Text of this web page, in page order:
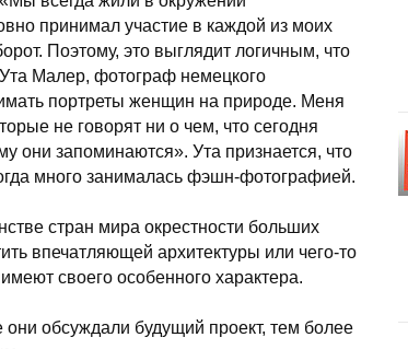
принимал участие в каждой из моих
Поэтому, это выглядит логичным, что
Малер, фотограф немецкого
портреты женщин на природе. Меня
не говорят ни о чем, что сегодня
они запоминаются». Ута признается, что
много занималась фэшн-фотографией.
стран мира окрестности больших
впечатляющей архитектуры или чего-то
своего особенного характера.
обсуждали будущий проект, тем более